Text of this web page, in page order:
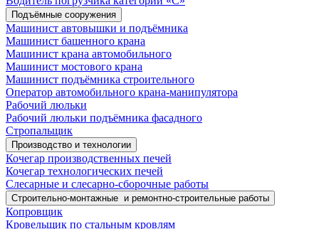
Подъёмные сооружения
Машинист автовышки и подъёмника
Машинист башенного крана
Машинист крана автомобильного
Машинист мостового крана
Машинист подъёмника строительного
Оператор автомобильного крана-манипулятора
Рабочий люльки
Рабочий люльки подъёмника фасадного
Стропальщик
Производство и технологии
Кочегар производственных печей
Кочегар технологических печей
Слесарные и слесарно-сборочные работы
Строительно-монтажные и ремонтно-строительные работы
Копровщик
Кровельщик по стальным кровлям